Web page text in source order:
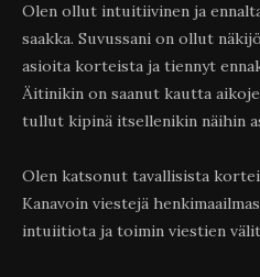
Olen ollut intuitiivinen ja
saakka. Suvussani on ollut
asioita korteista ja tiennyt
Äitinikin on saanut kautta
tullut kipinä itsellenikin näihin
Olen katsonut tavallisista
Kanavoin viestejä
intuiitiota ja toimin viestien